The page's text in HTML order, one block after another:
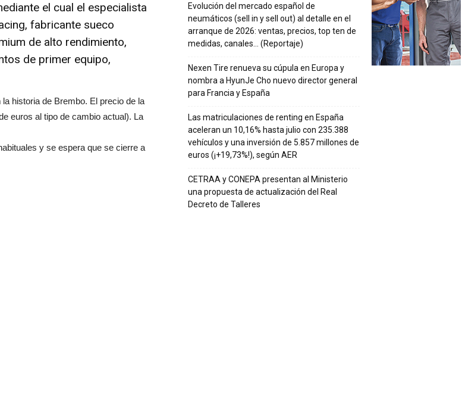
el cual el especialista
fabricante sueco
de alto rendimiento,
de primer equipo,
historia de Brembo. El precio de la
euros al tipo de cambio actual). La
y se espera que se cierre a
Evolución del mercado español de
neumáticos (sell in y sell out) al detalle en el
arranque de 2026: ventas, precios, top ten de
medidas, canales… (Reportaje)
Nexen Tire renueva su cúpula en Europa y
nombra a HyunJe Cho nuevo director general
para Francia y España
Las matriculaciones de renting en España
aceleran un 10,16% hasta julio con 235.388
vehículos y una inversión de 5.857 millones de
euros (¡+19,73%!), según AER
CETRAA y CONEPA presentan al Ministerio
una propuesta de actualización del Real
Decreto de Talleres